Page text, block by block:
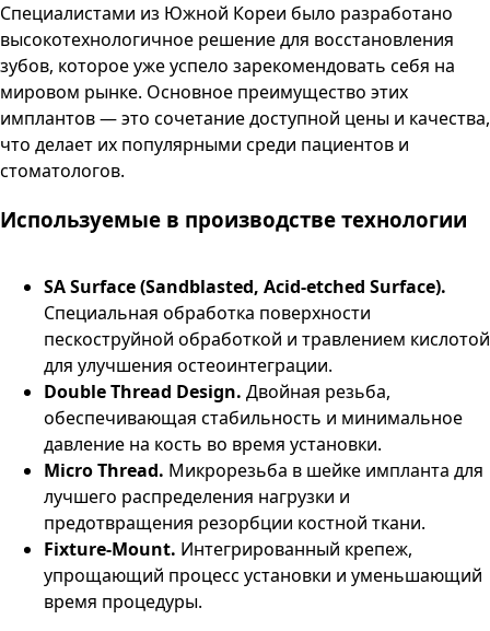
Специалистами из Южной Кореи было разработано
высокотехнологичное решение для восстановления
зубов, которое уже успело зарекомендовать себя на
мировом рынке. Основное преимущество этих
имплантов — это сочетание доступной цены и качества,
что делает их популярными среди пациентов и
стоматологов.
Используемые в производстве технологии
SA Surface (Sandblasted, Acid-etched Surface).
Специальная обработка поверхности
пескоструйной обработкой и травлением кислотой
для улучшения остеоинтеграции.
Double Thread Design. Двойная резьба,
обеспечивающая стабильность и минимальное
давление на кость во время установки.
Micro Thread. Микрорезьба в шейке импланта для
лучшего распределения нагрузки и
предотвращения резорбции костной ткани.
Fixture-Mount. Интегрированный крепеж,
упрощающий процесс установки и уменьшающий
время процедуры.